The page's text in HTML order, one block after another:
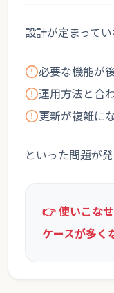
設計が定まって
必要な機能が
運用方法と合
更新が複雑に
といった問題が
👉 使いこな
ケースが多く